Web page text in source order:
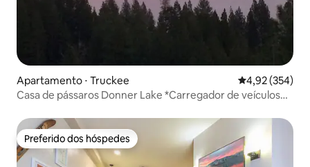
Apartamento ⋅ Truckee 4,92 de uma
4,92 (354)
Casa de pássaros Donner Lake *Carregador de veículos
Preferido dos hóspedes
Preferido dos hóspedes